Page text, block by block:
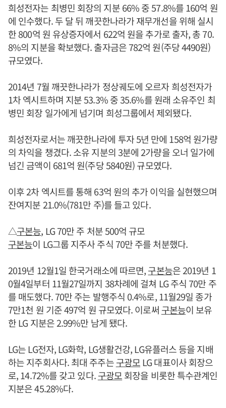
희성전자는 최병민 회장의 지분 66% 중 57.8%를 160억 원
에 인수했다. 두 달 뒤 깨끗한나라가 재무개선을 위해 실시
한 800억 원 유상증자에서 622억 원을 추가로 출자, 총 70.
8%의 지분을 확보했다. 출자금은 782억 원(주당 4490원)
규모였다.
2014년 7월 깨끗한나라가 정상궤도에 오르자 희성전자가
1차 엑시트하며 지분 53.3% 중 35.6%를 원래 소유주인 최
병민 회장 일가에게 넘기며 희성그룹에서 제외됐다.
희성전자로서는 깨끗한나라에 투자 5년 만에 158억 원가량
의 차익을 챙겼다. 소유 지분의 3분에 2가량을 오너 일가에
넘긴 금액이 681억 원(주당 5840원) 규모였다.
이후 2차 엑시트를 통해 63억 원의 추가 이익을 실현했으며
잔여지분 21.0%(781만 주)를 들고 있다.
△구본능, LG 70만 주 처분 500억 규모
구본능이 LG그룹 지주사 주식 70만 주를 처분했다.
2019년 12월1일 한국거래소에 따르면,구본능은 2019년 1
0월4일부터 11월27일까지 38차례에 걸쳐 LG 주식 70만 주
를 매도했다. 70만 주는 발행주식 0.4%로, 11월29일 종가
7만1천 원 기준 497억 원 규모였다. 이로써 구본능이 보유
한 LG 지분은 2.99%만 남게 됐다.
LG는 LG전자, LG화학, LG생활건강, LG유플러스 등을 지배
하는 지주회사다. 최대 주주는구광모LG 대표이사 회장으
로, 14.72%를 갖고 있다.구광모회장을 비롯한 특수관계인
지분은 45.28%다.